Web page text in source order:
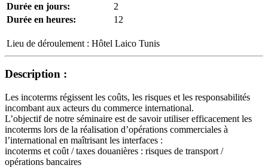
Durée en jours:
2
Durée en heures:
12
Lieu de déroulement : Hôtel Laico Tunis
Description :
Les incoterms régissent les coûts, les risques et les responsabilités
incombant aux acteurs du commerce international.
L’objectif de notre séminaire est de savoir utiliser efficacement les
incoterms lors de la réalisation d’opérations commerciales à
l’international en maîtrisant les interfaces :
incoterms et coût / taxes douanières : risques de transport /
opérations bancaires